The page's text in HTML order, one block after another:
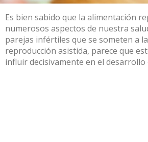
Es bien sabido que la alimentación
numerosos aspectos de nuestra
parejas infértiles que se someten a
reproducción asistida, parece que
influir decisivamente en el desarrollo